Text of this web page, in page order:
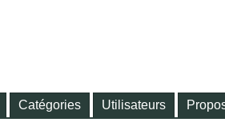
Catégories Utilisateurs